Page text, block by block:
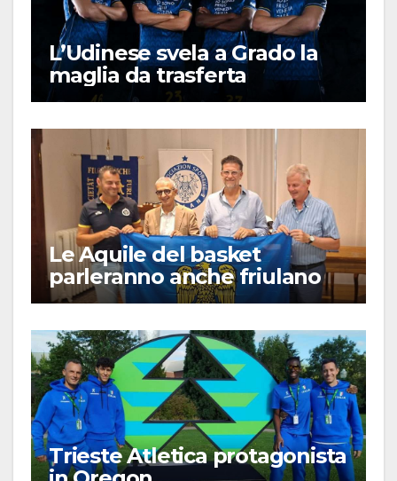
L’Udinese svela a Grado la
maglia da trasferta
Le Aquile del basket
parleranno anche friulano
Trieste Atletica protagonista